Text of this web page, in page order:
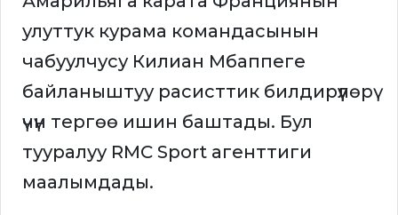
улуттук курама командасынын
чабуулчусу Килиан Мбаппеге
байланыштуу расисттик билдирүүлөрү
үчүн тергөө ишин баштады. Бул
тууралуу RMC Sport агенттиги
маалымдады.